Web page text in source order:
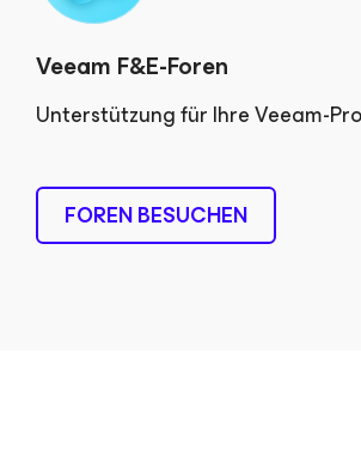
Veeam F&E-Foren
Unterstützung für Ihre Veeam-
FOREN BESUCHEN